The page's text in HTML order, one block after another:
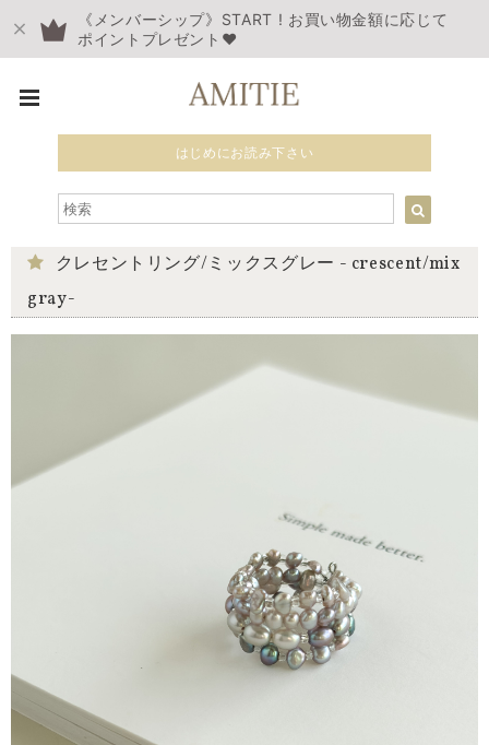
《メンバーシップ》START ! お買い物金額に応じて
ポイントプレゼント❤︎
はじめにお読み下さい
クレセントリング/ミックスグレー - crescent/mix
gray-